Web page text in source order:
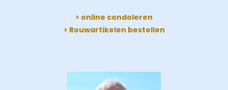
> online condoleren
> Rouwartikelen bestellen